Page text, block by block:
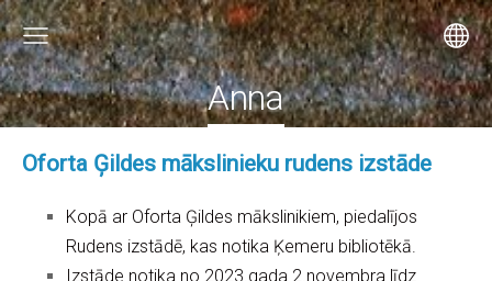
Anna
Oforta Ģildes mākslinieku rudens izstāde
Kopā ar Oforta Ģildes mākslinikiem, piedalījos
Rudens izstādē, kas notika Ķemeru bibliotēkā.
Izstāde notika no 2023.gada 2.novembra līdz